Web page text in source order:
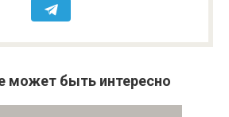
может быть интересно